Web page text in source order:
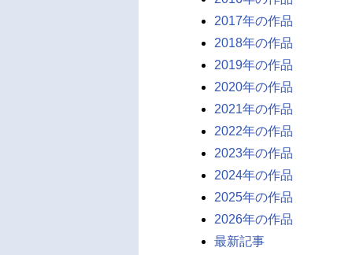
2017年の作品
2018年の作品
2019年の作品
2020年の作品
2021年の作品
2022年の作品
2023年の作品
2024年の作品
2025年の作品
2026年の作品
最新記事